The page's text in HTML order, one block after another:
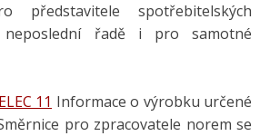
představitele spotřebitelských
řadě i pro samotné
11 Informace o výrobku určené
pro zpracovatele norem se